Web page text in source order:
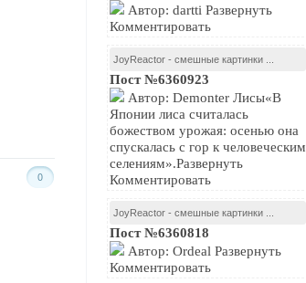
Автор: dartti Развернуть
Комментировать
JoyReactor - смешные картинки ...
Пост №6360923
Автор: Demonter Лисы«В
Японии лиса считалась
божеством урожая: осенью она
спускалась с гор к человеческим
селениям».Развернуть
Комментировать
JoyReactor - смешные картинки ...
Пост №6360818
Автор: Ordeal Развернуть
Комментировать
0